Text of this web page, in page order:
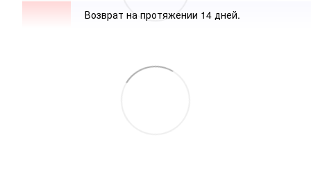
Возврат на протяжении 14 дней.